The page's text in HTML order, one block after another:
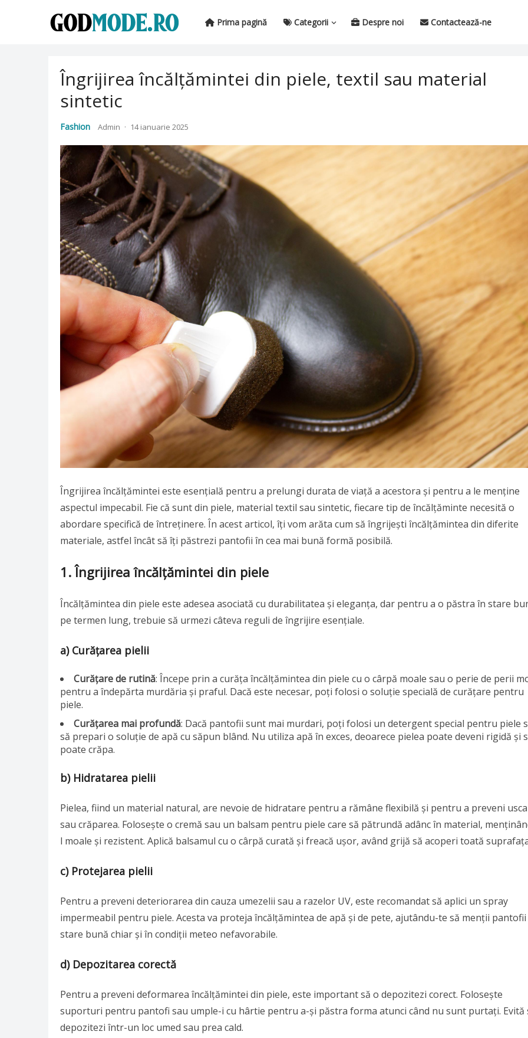
Prima pagină Categorii Despre noi Contactează-ne
Îngrijirea încălțămintei din piele, textil sau material
sintetic
Fashion Admin · 14 ianuarie 2025
Îngrijirea încălțămintei este esențială pentru a prelungi durata de viață a acestora și pentru a le menține
aspectul impecabil. Fie că sunt din piele, material textil sau sintetic, fiecare tip de încălțăminte necesită o
abordare specifică de întreținere. În acest articol, îți vom arăta cum să îngrijești încălțămintea din diferite
materiale, astfel încât să îți păstrezi pantofii în cea mai bună formă posibilă.
1. Îngrijirea încălțămintei din piele
Încălțămintea din piele este adesea asociată cu durabilitatea și eleganța, dar pentru a o păstra în stare
pe termen lung, trebuie să urmezi câteva reguli de îngrijire esențiale.
a) Curățarea pielii
Curățare de rutină: Începe prin a curăța încălțămintea din piele cu o cârpă moale sau o perie de perii
pentru a îndepărta murdăria și praful. Dacă este necesar, poți folosi o soluție specială de curățare pentru
piele.
Curățarea mai profundă: Dacă pantofii sunt mai murdari, poți folosi un detergent special pentru piele
să prepari o soluție de apă cu săpun blând. Nu utiliza apă în exces, deoarece pielea poate deveni rigidă și
poate crăpa.
b) Hidratarea pielii
Pielea, fiind un material natural, are nevoie de hidratare pentru a rămâne flexibilă și pentru a preveni
sau crăparea. Folosește o cremă sau un balsam pentru piele care să pătrundă adânc în material,
l moale și rezistent. Aplică balsamul cu o cârpă curată și freacă ușor, având grijă să acoperi toată
c) Protejarea pielii
Pentru a preveni deteriorarea din cauza umezelii sau a razelor UV, este recomandat să aplici un spray
impermeabil pentru piele. Acesta va proteja încălțămintea de apă și de pete, ajutându-te să menții pantofii
stare bună chiar și în condiții meteo nefavorabile.
d) Depozitarea corectă
Pentru a preveni deformarea încălțămintei din piele, este important să o depozitezi corect. Folosește
suporturi pentru pantofi sau umple-i cu hârtie pentru a-și păstra forma atunci când nu sunt purtați. Evită
depozitezi într-un loc umed sau prea cald.